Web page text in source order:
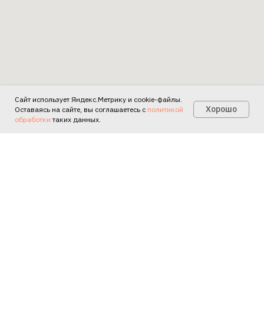
Есть вопросы?
Сайт использует Яндекс.Метрику и cookie-файлы.
Оставаясь на сайте, вы соглашаетесь с политикой
обработки таких данных.
Хорошо